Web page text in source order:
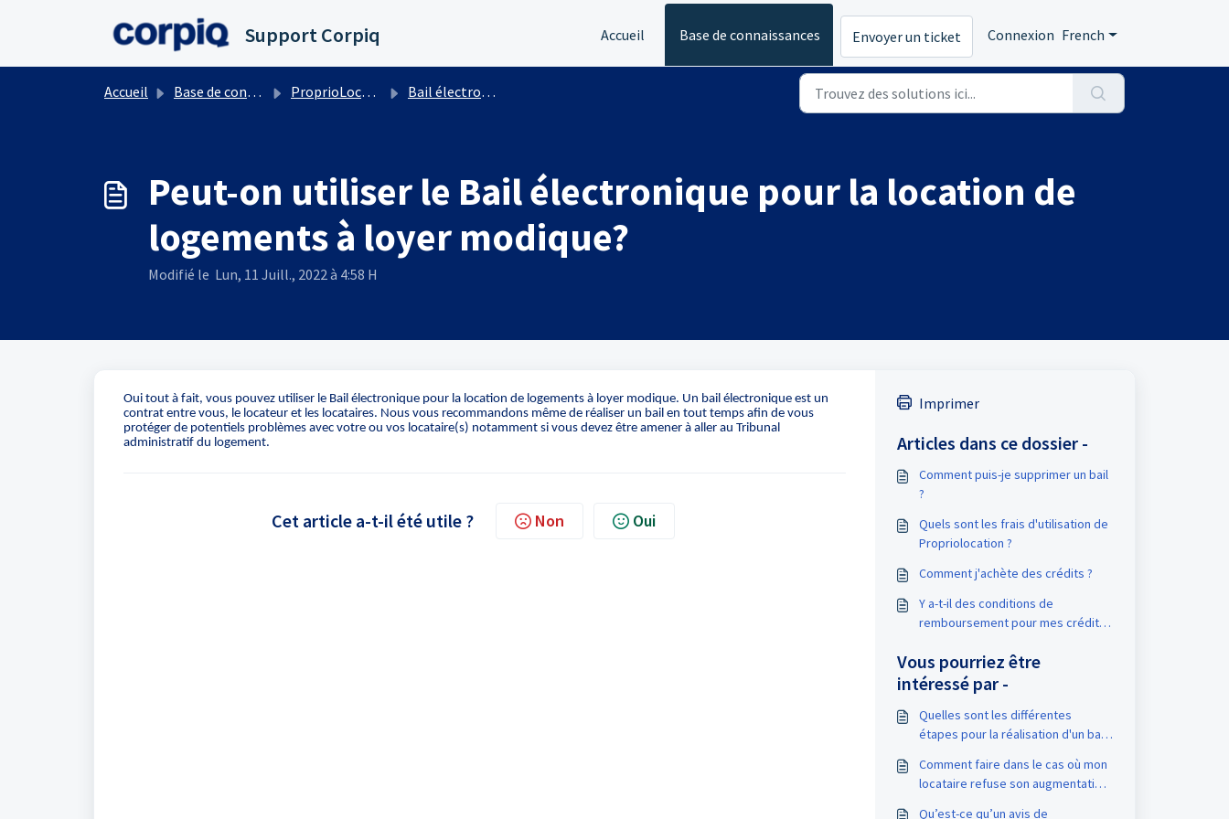
Support Corpiq Accueil Base de connaissances Envoyer un ticket Connexion French
Accueil Base de connaissances ProprioLocation Bail électronique
Peut-on utiliser le Bail électronique pour la location de
logements à loyer modique?
Modifié le Lun, 11 Juill., 2022 à 4:58 H
Oui tout à fait, vous pouvez utiliser le Bail électronique pour la location de logements à loyer modique. Un bail électronique est un
contrat entre vous, le locateur et les locataires. Nous vous recommandons même de réaliser un bail en tout temps afin de vous
protéger de potentiels problèmes avec votre ou vos locataire(s) notamment si vous devez être amener à aller au Tribunal
administratif du logement.
Cet article a-t-il été utile ? Non Oui
Imprimer
Articles dans ce dossier -
Comment puis-je supprimer un bail
?
Quels sont les frais d'utilisation de
Propriolocation ?
Comment j'achète des crédits ?
Y a-t-il des conditions de
remboursement pour mes crédits
Vous pourriez être
intéressé par -
Quelles sont les différentes
étapes pour la réalisation d'un bail
Comment faire dans le cas où mon
locataire refuse son augmentation
Qu’est-ce qu’un avis de